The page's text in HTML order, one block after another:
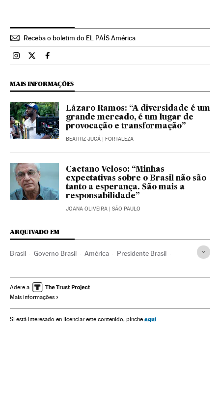
Receba o boletim do EL PAÍS América
Brasil El País Brasil en Instagram
Brasil El País Brasil en Twitter
Brasil El País Brasil en Facebook
MAIS INFORMAÇÕES
Lázaro Ramos: “A diversidade é um
grande mercado, é um lugar de
provocação e transformação”
BEATRIZ JUCÁ | FORTALEZA
Caetano Veloso: “Minhas
expectativas sobre o Brasil não são
tanto a esperança. São mais a
responsabilidade”
JOANA OLIVEIRA | SÃO PAULO
ARQUIVADO EM
Brasil Governo Brasil América Presidente Brasil
Patrimônio cultural Patrimônio artístico
Adere a
Mais informações
Si está interesado en licenciar este contenido, pinche aquí